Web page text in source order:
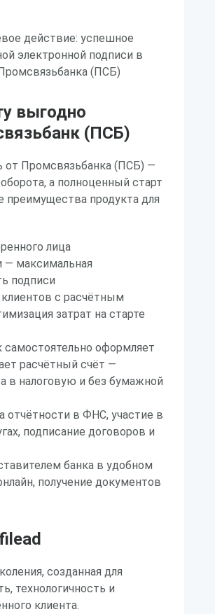
действие: успешное
электронной подписи в
(ПСБ)
выгодно
(ПСБ)
от Промсвязьбанка (ПСБ) —
а полноценный старт
продукта для
лица
максимальная
подписи
с расчётным
затрат на старте
оформляет
расчётный счёт —
в налоговую и без бумажной
в ФНС, участие в
подписание договоров и
банка в удобном
получение документов
созданная для
технологичность и
клиента.